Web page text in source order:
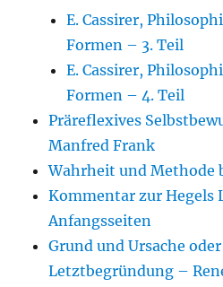
E. Cassirer,
Formen – 3. Teil
E. Cassirer,
Formen – 4. Teil
Präreflexives
Manfred Frank
Wahrheit und Methode
Kommentar zur Hegels
Anfangsseiten
Grund und Ursache
Letztbegründung –